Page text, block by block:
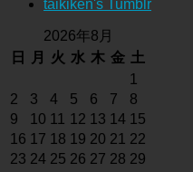
taikiken's Tumblr
2026年8月
日
月 火 水 木 金 土
1
2
3 4 5 6 7
8
9
10 11 12 13 14 15
16 17 18 19 20 21 22
23 24 25 26 27 28 29